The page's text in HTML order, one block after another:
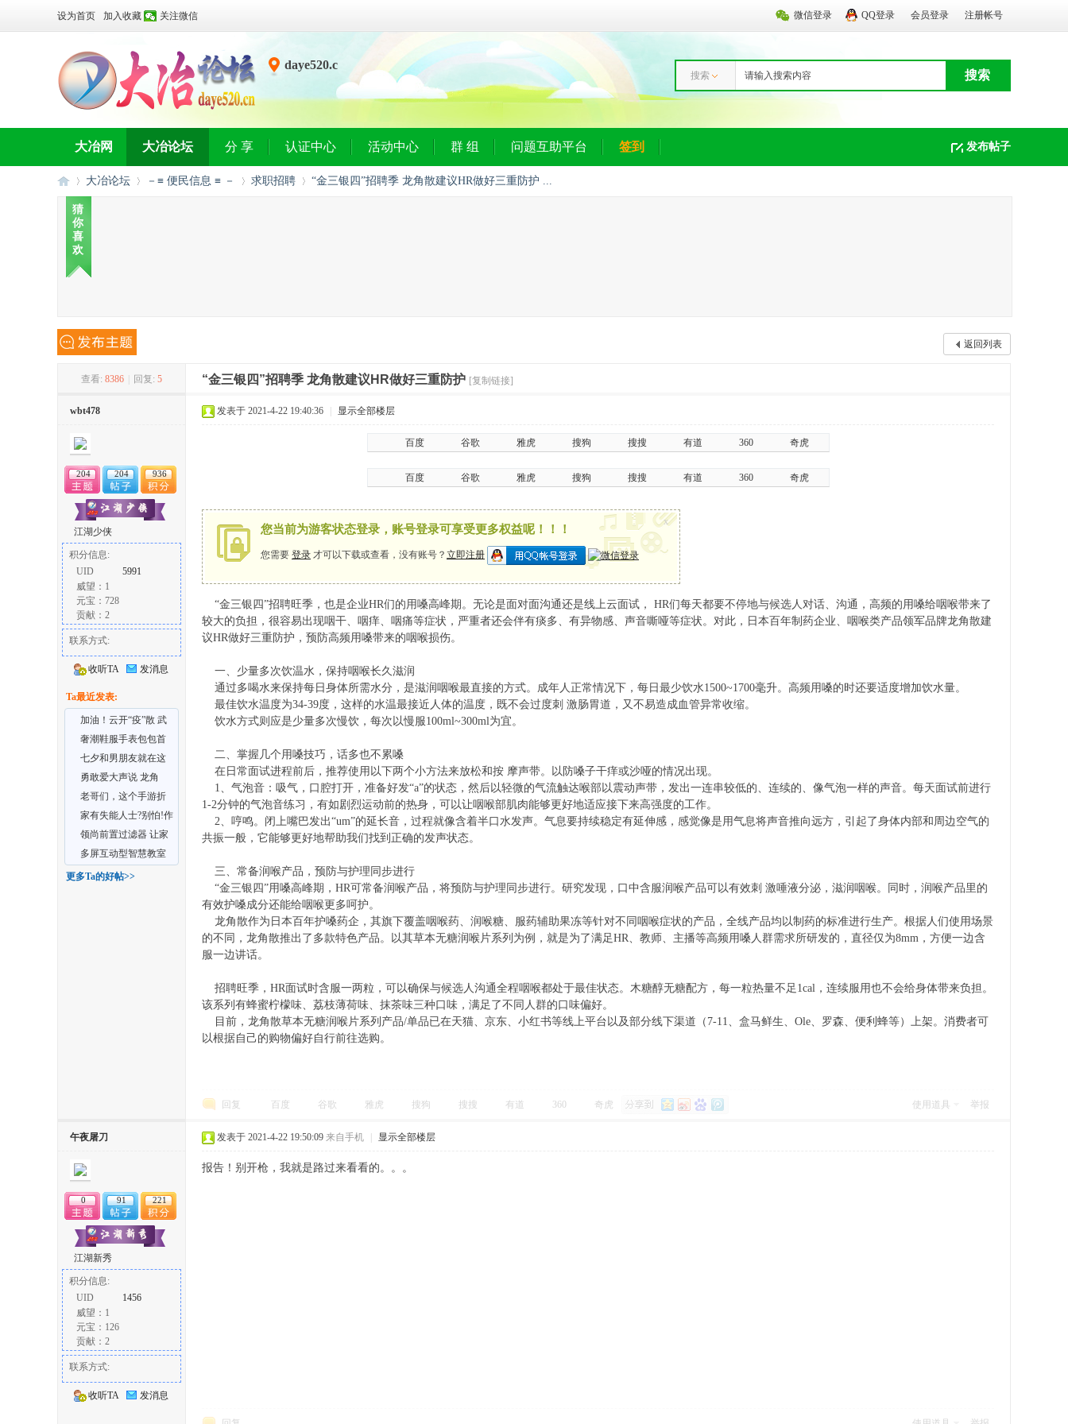
微信登录 QQ登录 会员登录 注册帐号
设为首页 加入收藏 关注微信
daye520.c
搜索 搜索
发布帖子
大冶网 大冶论坛 分 享 认证中心 活动中心 群 组 问题互助平台 签到
网
大
论
坛
»
大冶论坛 －≡ 便民信息 ≡ － 求职招聘 “金三银四”招聘季 龙角散建议HR做好三重防护 ...
猜
你
喜
欢
返回列表
查看: 8386 回复: 5 “金三银四”招聘季 龙角散建议HR做好三重防护 [复制链接]
wbt478
204 204 936
江湖少侠
积分信息:
UID
5991
威望：1
元宝：728
贡献：2
联系方式:
收听TA 发消息
Ta最近发表:
加油！云开“疫”散 武
隆重逢有时
奢潮鞋服手表包包首
饰一手货源 高端品质
亲
七夕和男朋友就在这
儿过啦
勇敢爱大声说 龙角
散“告白咖啡馆”成京城
老哥们，这个手游折
扣APP有人下过吗，怎
么
家有失能人士?别怕!作
为科技为您解忧!
领尚前置过滤器 让家
庭用水安全无忧
多屏互动型智慧教室
桌椅该如何选购？
更多Ta的好帖>>
发表于 2021-4-22 19:40:36 显示全部楼层
百度 谷歌 雅虎 搜狗 搜搜 有道 360 奇虎
百度 谷歌 雅虎 搜狗 搜搜 有道 360 奇虎
您当前为游客状态登录，账号登录可享受更多权益呢！！！
您需要 登录 才可以下载或查看，没有账号？ 立即注册
x
“金三银四”招聘旺季，也是企业HR们的用嗓高峰期。无论是面对面沟通还是线上云面试， HR们每天都要不停地与候选人对话、沟通，高频的用嗓给咽喉带来了
较大的负担，很容易出现咽干、咽痒、咽痛等症状，严重者还会伴有痰多、有异物感、声音嘶哑等症状。对此，日本百年制药企业、咽喉类产品领军品牌龙角散建
议HR做好三重防护，预防高频用嗓带来的咽喉损伤。
一、少量多次饮温水，保持咽喉长久滋润
通过多喝水来保持每日身体所需水分，是滋润咽喉最直接的方式。成年人正常情况下，每日最少饮水1500~1700毫升。高频用嗓的时还要适度增加饮水量。
最佳饮水温度为34-39度，这样的水温最接近人体的温度，既不会过度刺 激肠胃道，又不易造成血管异常收缩。
饮水方式则应是少量多次慢饮，每次以慢服100ml~300ml为宜。
二、掌握几个用嗓技巧，话多也不累嗓
在日常面试进程前后，推荐使用以下两个小方法来放松和按 摩声带。以防嗓子干痒或沙哑的情况出现。
1、气泡音：吸气，口腔打开，准备好发“a”的状态，然后以轻微的气流触达喉部以震动声带，发出一连串较低的、连续的、像气泡一样的声音。每天面试前进行
1-2分钟的气泡音练习，有如剧烈运动前的热身，可以让咽喉部肌肉能够更好地适应接下来高强度的工作。
2、哼鸣。闭上嘴巴发出“um”的延长音，过程就像含着半口水发声。气息要持续稳定有延伸感，感觉像是用气息将声音推向远方，引起了身体内部和周边空气的
共振一般，它能够更好地帮助我们找到正确的发声状态。
三、常备润喉产品，预防与护理同步进行
“金三银四”用嗓高峰期，HR可常备润喉产品，将预防与护理同步进行。研究发现，口中含服润喉产品可以有效刺 激唾液分泌，滋润咽喉。同时，润喉产品里的
有效护嗓成分还能给咽喉更多呵护。
龙角散作为日本百年护嗓药企，其旗下覆盖咽喉药、润喉糖、服药辅助果冻等针对不同咽喉症状的产品，全线产品均以制药的标准进行生产。根据人们使用场景
的不同，龙角散推出了多款特色产品。以其草本无糖润喉片系列为例，就是为了满足HR、教师、主播等高频用嗓人群需求所研发的，直径仅为8mm，方便一边含
服一边讲话。
招聘旺季，HR面试时含服一两粒，可以确保与候选人沟通全程咽喉都处于最佳状态。木糖醇无糖配方，每一粒热量不足1cal，连续服用也不会给身体带来负担。
该系列有蜂蜜柠檬味、荔枝薄荷味、抹茶味三种口味，满足了不同人群的口味偏好。
目前，龙角散草本无糖润喉片系列产品/单品已在天猫、京东、小红书等线上平台以及部分线下渠道（7-11、盒马鲜生、Ole、罗森、便利蜂等）上架。消费者可
以根据自己的购物偏好自行前往选购。
回复 百度 谷歌 雅虎 搜狗 搜搜 有道 360 奇虎 使用道具 举报
午夜屠刀
0 91 221
江湖新秀
积分信息:
UID
1456
威望：1
元宝：126
贡献：2
联系方式:
收听TA 发消息
发表于 2021-4-22 19:50:09 来自手机 显示全部楼层
报告！别开枪，我就是路过来看看的。。。